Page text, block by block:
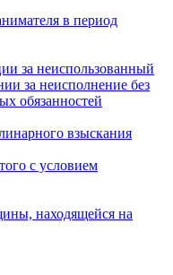
в период
за неиспользованный
за неисполнение без
обязанностей
взыскания
с условием
находящейся на